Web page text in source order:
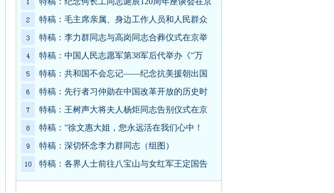
特稿：毛主席亲属、身边工作人员和人民群众
特稿：李力群同志与高岗同志合葬仪式在京举
特稿：中国人民志愿军第38军后代举办《“万
特稿：共和国不会忘记——纪念抗美援朝出国
特稿：先行者习仲勋在中国改革开放的历史时
特稿：王树声大将夫人杨炬同志告别仪式在京
特稿：“徐文惠大姐，您永远活在我们心中！
特稿：深切怀念李力群同志（组图）
特稿：各界人士前往八宝山与女红军王定国告